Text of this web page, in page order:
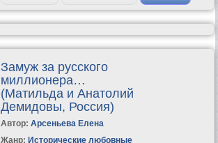
Замуж за русского
миллионера…
(Матильда и Анатолий
Демидовы, Россия)
Автор: Арсеньева Елена
Жанр: Исторические любовные